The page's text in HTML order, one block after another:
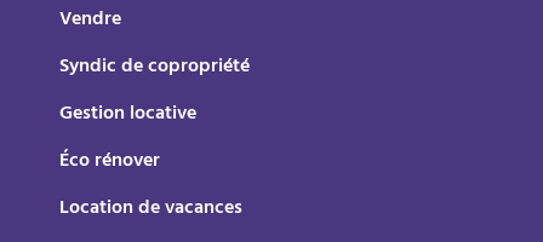
Vendre
Syndic de copropriété
Gestion locative
Éco rénover
Location de vacances